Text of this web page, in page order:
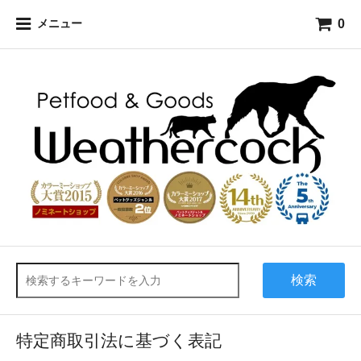
メニュー 0
検索
特定商取引法に基づく表記